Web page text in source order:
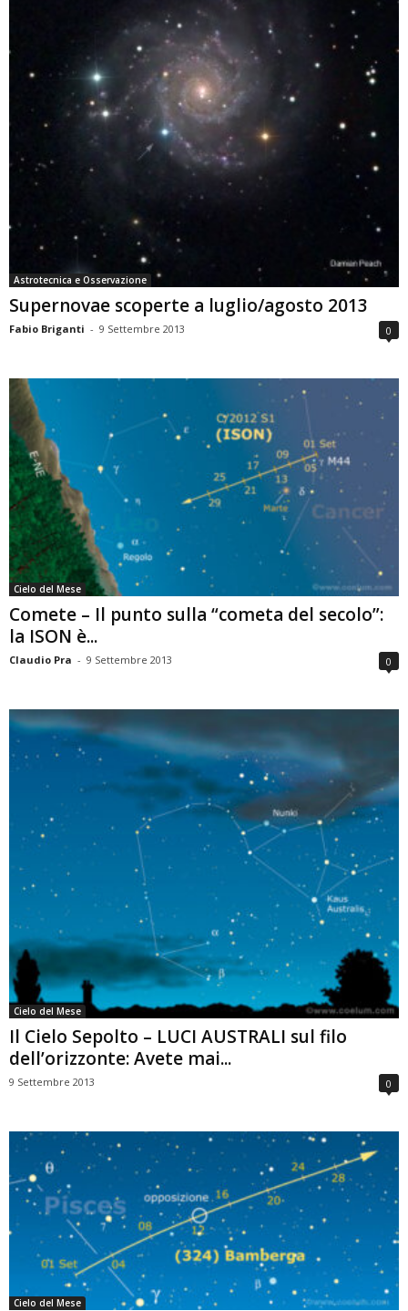
Astrotecnica e Osservazione
Supernovae scoperte a luglio/agosto 2013
Fabio Briganti - 9 Settembre 2013 0
Cielo del Mese
Comete – Il punto sulla “cometa del secolo”:
la ISON è...
Claudio Pra - 9 Settembre 2013 0
Cielo del Mese
Il Cielo Sepolto – LUCI AUSTRALI sul filo
dell’orizzonte: Avete mai...
9 Settembre 2013 0
Cielo del Mese